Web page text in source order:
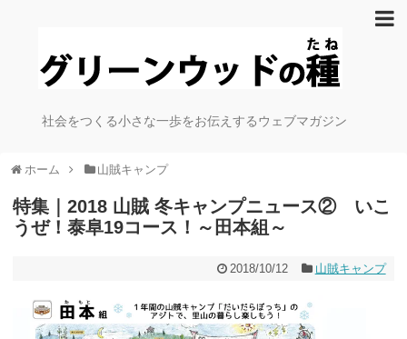
社会をつくる小さな一歩をお伝えするウェブマガジン
ホーム 山賊キャンプ
特集｜2018 山賊 冬キャンプニュース② いこ
うぜ！泰阜19コース！～田本組～
2018/10/12 山賊キャンプ